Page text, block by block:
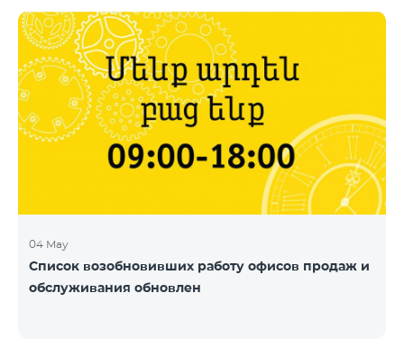
04 May
Список возобновивших работу офисов продаж и
обслуживания обновлен